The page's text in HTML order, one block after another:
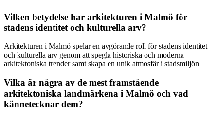
Vilken betydelse har arkitekturen i Malmö för
stadens identitet och kulturella arv?
Arkitekturen i Malmö spelar en avgörande roll för stadens identitet
och kulturella arv genom att spegla historiska och moderna
arkitektoniska trender samt skapa en unik atmosfär i stadsmiljön.
Vilka är några av de mest framstående
arkitektoniska landmärkena i Malmö och vad
kännetecknar dem?